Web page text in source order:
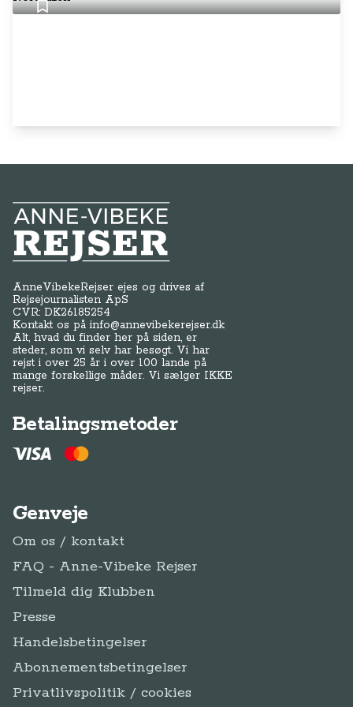
Anne-Vibeke Rejser
AnneVibekeRejser ejes og drives af
Rejsejournalisten ApS
CVR: DK26185254
Kontakt os påinfo@annevibekerejser.dk
Alt, hvad du finder her på siden, er
steder, som vi selv har besøgt. Vi har
rejst i over 25 år i over 100 lande på
mange forskellige måder. Vi sælger IKKE
rejser.
Betalingsmetoder
Genveje
Om os / kontakt
FAQ - Anne-Vibeke Rejser
Tilmeld dig Klubben
Presse
Handelsbetingelser
Abonnementsbetingelser
Privatlivspolitik / cookies